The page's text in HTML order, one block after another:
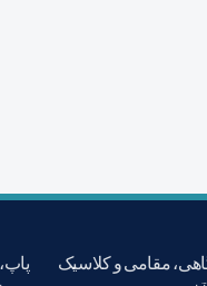
مقامی و کلاسیک